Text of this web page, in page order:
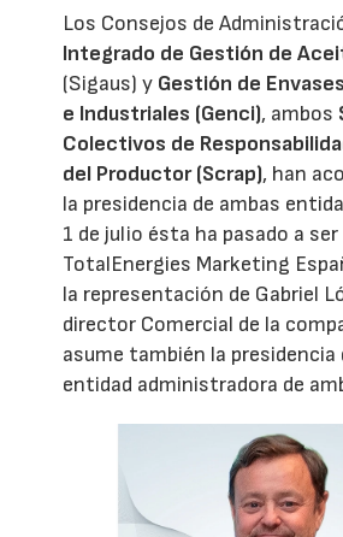
Los Consejos de
Integrado de Gestión de
(Sigaus) y Gestión de
e Industriales (Genci), ambos
Colectivos de
del Productor (Scrap), han
la presidencia de ambas
1 de julio ésta ha pasado a
TotalEnergies Marketing
la representación de Gabriel
director Comercial de la
asume también la presidencia
entidad administradora de